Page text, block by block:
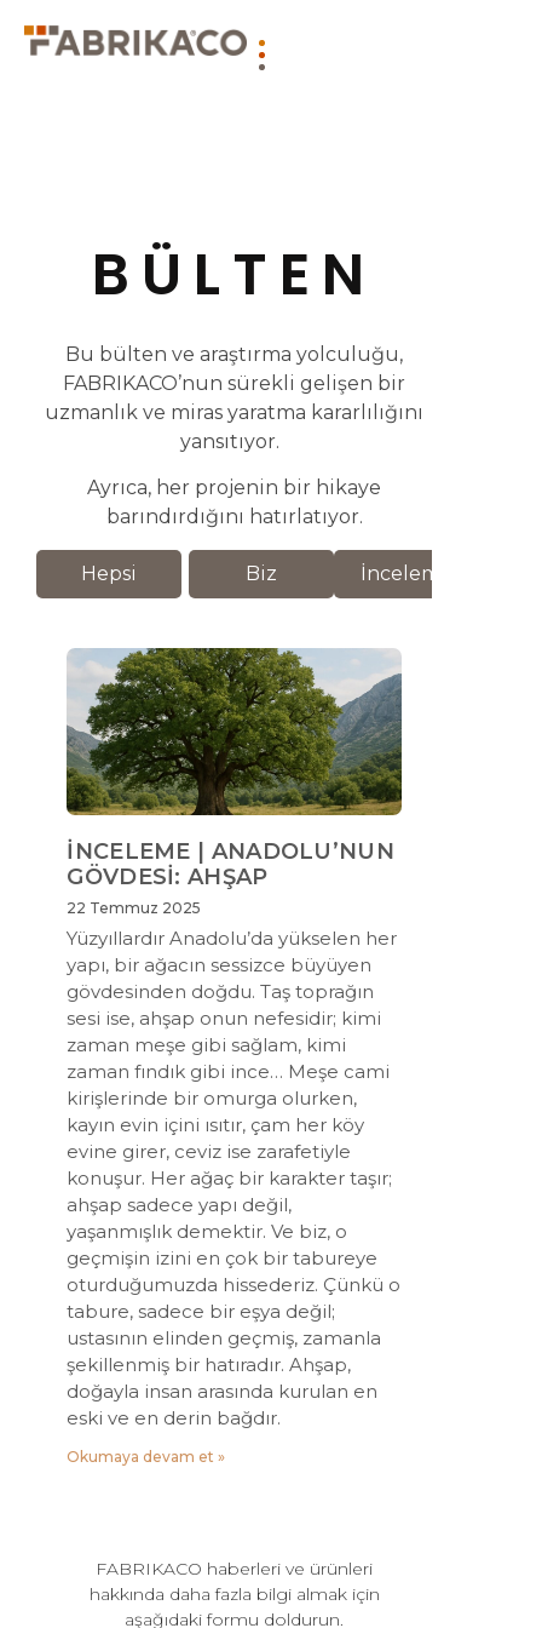
BÜLTEN
Bu bülten ve araştırma yolculuğu,
FABRIKACO’nun sürekli gelişen bir
uzmanlık ve miras yaratma kararlılığını
yansıtıyor.
Ayrıca, her projenin bir hikaye
barındırdığını hatırlatıyor.
Hepsi Biz İnceleme
İNCELEME | ANADOLU’NUN
GÖVDESİ: AHŞAP
22 Temmuz 2025
Yüzyıllardır Anadolu’da yükselen her
yapı, bir ağacın sessizce büyüyen
gövdesinden doğdu. Taş toprağın
sesi ise, ahşap onun nefesidir; kimi
zaman meşe gibi sağlam, kimi
zaman fındık gibi ince… Meşe cami
kirişlerinde bir omurga olurken,
kayın evin içini ısıtır, çam her köy
evine girer, ceviz ise zarafetiyle
konuşur. Her ağaç bir karakter taşır;
ahşap sadece yapı değil,
yaşanmışlık demektir. Ve biz, o
geçmişin izini en çok bir tabureye
oturduğumuzda hissederiz. Çünkü o
tabure, sadece bir eşya değil;
ustasının elinden geçmiş, zamanla
şekillenmiş bir hatıradır. Ahşap,
doğayla insan arasında kurulan en
eski ve en derin bağdır.
Okumaya devam et »
FABRIKACO haberleri ve ürünleri
hakkında daha fazla bilgi almak için
aşağıdaki formu doldurun.